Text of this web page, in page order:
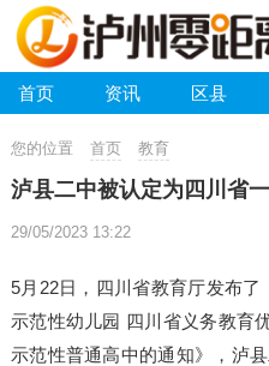
首页 资讯 区县
您的位置 首页 教育
泸县二中被认定为四川省
29/05/2023 13:22
5月22日，四川省教育厅发布
示范性幼儿园 四川省义务教育
示范性普通高中的通知》，泸